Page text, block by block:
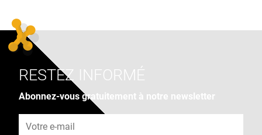
RESTEZ INFORMÉ
Abonnez-vous gratuitement à notre newsletter